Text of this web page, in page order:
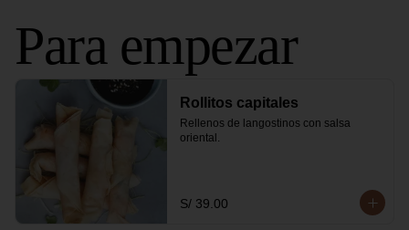
Para empezar
Rollitos capitales
Rellenos de langostinos con salsa
oriental.
S/ 39.00